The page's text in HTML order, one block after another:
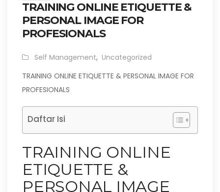
TRAINING ONLINE ETIQUETTE &
PERSONAL IMAGE FOR
PROFESIONALS
Self Management, Uncategorized
TRAINING ONLINE ETIQUETTE & PERSONAL IMAGE FOR
PROFESIONALS
Daftar Isi
TRAINING ONLINE
ETIQUETTE &
PERSONAL IMAGE